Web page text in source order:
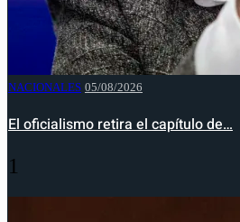
NACIONALES 05/08/2026
El oficialismo retira el capítulo de…
1